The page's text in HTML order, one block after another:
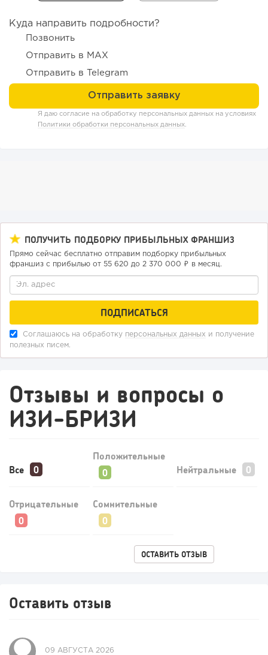
Отзыв SSL-сертификатов у банков: как это влияет на
российский...
191
«Прибыль 20 млн в год, а я ездил на метро»: куда в
интернет-магазине...
Конференции августа 2026: лучшие мероприятия месяца
для бизнеса,...
Куда направить подробности?
Позвонить
Отправить в MAX
Отправить в Telegram
Я даю согласие на обработку персональных данных на условиях
Политики обработки персональных данных.
ПОЛУЧИТЬ ПОДБОРКУ ПРИБЫЛЬНЫХ ФРАНШИЗ
Прямо сейчас бесплатно отправим подборку прибыльных
франшиз с прибылью от 55 620 до 2 370 000 ₽ в месяц.
Соглашаюсь на обработку персональных данных и получение
полезных писем.
Отзывы и вопросы о
ИЗИ-БРИЗИ
Все
Положительные
Нейтральные
Отрицательные Сомнительные
ОСТАВИТЬ ОТЗЫВ
Оставить отзыв
09 АВГУСТА 2026